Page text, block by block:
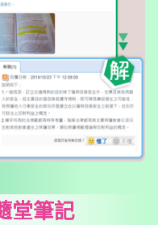
堂筆記